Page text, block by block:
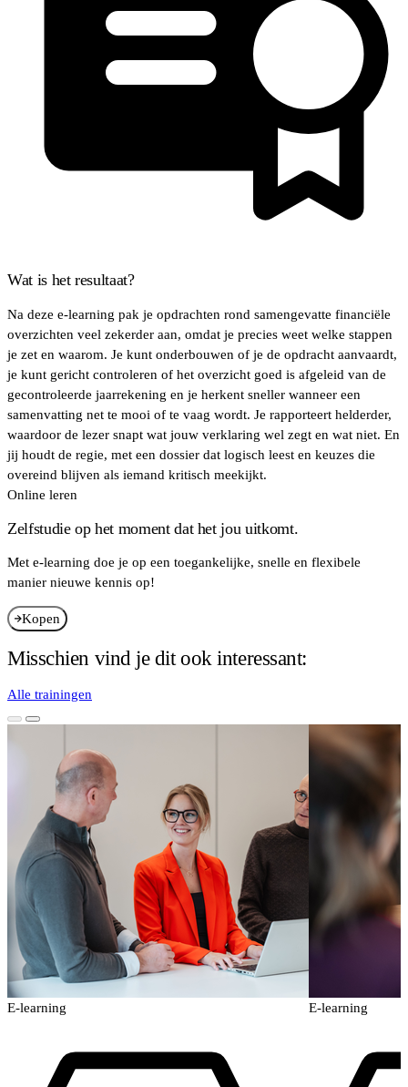
Wat is het resultaat?
Na deze e-learning pak je opdrachten rond samengevatte financiële
overzichten veel zekerder aan, omdat je precies weet welke stappen
je zet en waarom. Je kunt onderbouwen of je de opdracht aanvaardt,
je kunt gericht controleren of het overzicht goed is afgeleid van de
gecontroleerde jaarrekening en je herkent sneller wanneer een
samenvatting net te mooi of te vaag wordt. Je rapporteert helderder,
waardoor de lezer snapt wat jouw verklaring wel zegt en wat niet. En
jij houdt de regie, met een dossier dat logisch leest en keuzes die
overeind blijven als iemand kritisch meekijkt.
Online leren
Zelfstudie op het moment dat het jou uitkomt.
Met e-learning doe je op een toegankelijke, snelle en flexibele
manier nieuwe kennis op!
Kopen
Misschien vind je dit ook interessant:
Alle trainingen
E-learning E-learning